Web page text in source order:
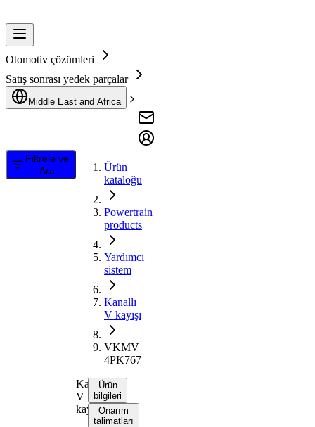
Otomotiv çözümleri
Satış sonrası yedek parçalar
Middle East and Africa
Filtrele ve
Ara
Ürün
kataloğu
Powertrain
products
Yardımcı
sistem
Kanallı
V kayışı
VKMV
4PK767
Kanallı
V
kayışı
Ürün
bilgileri
Onarım
talimatları